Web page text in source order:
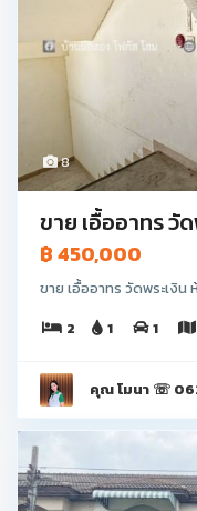
8
ขาย เอื้ออาทร วั
฿ 450,000
ขาย เอื้ออาทร วัดพระเงิน
2
1 1
คุณ โมนา ☏